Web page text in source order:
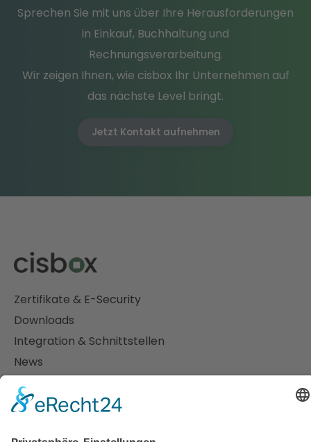
Sprechen Sie mit uns über Ihre Herausforderungen
in Einkauf, Buchhaltung und
Rechnungsverarbeitung.
Wir zeigen Ihnen, wie cisbox Ihr Unternehmen auf
das nächste Level bringt.
Jetzt Kontakt aufnehmen
Zertifikate & E-Security
Downloads
Integration & Schnittstellen
News
Presse
Vereinbarungen